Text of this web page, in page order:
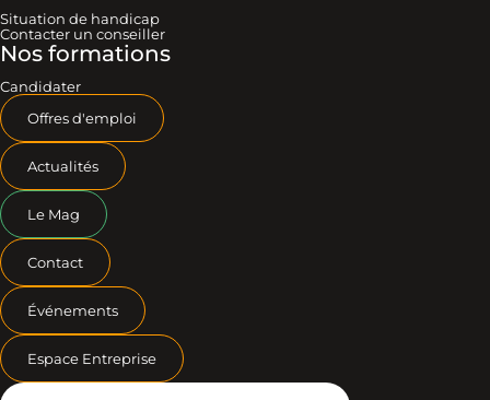
Situation de handicap
Contacter un conseiller
Nos formations
Candidater
Offres d'emploi
Actualités
Le Mag
Contact
Événements
Espace Entreprise